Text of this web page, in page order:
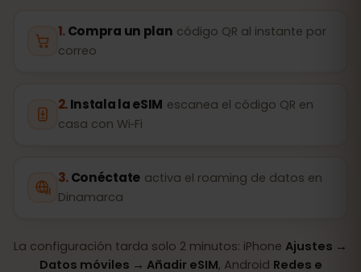
Compra un plan código QR al instante por
correo
Instala la eSIM escanea el código QR en
casa con Wi‑Fi
Conéctate activa el roaming de datos en
Dinamarca
La configuración tarda solo 2 minutos: iPhone Ajustes →
Datos móviles → Añadir eSIM, Android Redes e